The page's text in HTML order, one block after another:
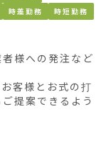
時差勤務
時短勤務
様への発注など
客様とお式の打
提案できるよう